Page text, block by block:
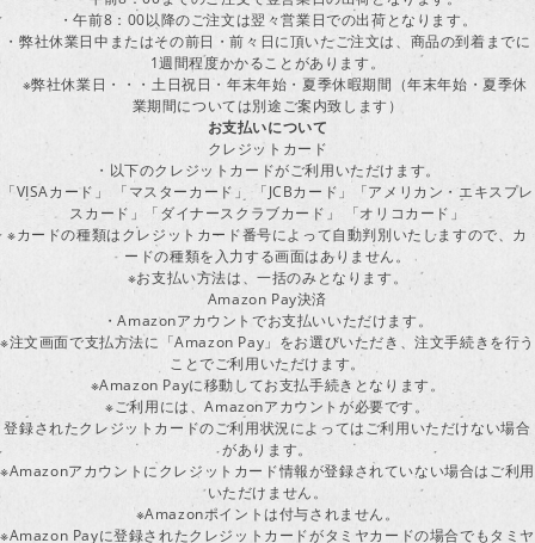
・午前8：00以降のご注文は翌々営業日での出荷となります。
・弊社休業日中またはその前日・前々日に頂いたご注文は、商品の到着までに
1週間程度かかることがあります。
※弊社休業日・・・土日祝日・年末年始・夏季休暇期間（年末年始・夏季休
業期間については別途ご案内致します）
お支払いについて
クレジットカード
・以下のクレジットカードがご利用いただけます。
「VISAカード」 「マスターカード」 「JCBカード」「アメリカン・エキスプレ
スカード」「ダイナースクラブカード」 「オリコカード」
※カードの種類はクレジットカード番号によって自動判別いたしますので、カ
ードの種類を入力する画面はありません。
※お支払い方法は、一括のみとなります。
Amazon Pay決済
・Amazonアカウントでお支払いいただけます。
※注文画面で支払方法に「Amazon Pay」をお選びいただき、注文手続きを行う
ことでご利用いただけます。
※Amazon Payに移動してお支払手続きとなります。
※ご利用には、Amazonアカウントが必要です。
登録されたクレジットカードのご利用状況によってはご利用いただけない場合
があります。
※Amazonアカウントにクレジットカード情報が登録されていない場合はご利用
いただけません。
※Amazonポイントは付与されません。
※Amazon Payに登録されたクレジットカードがタミヤカードの場合でもタミヤ